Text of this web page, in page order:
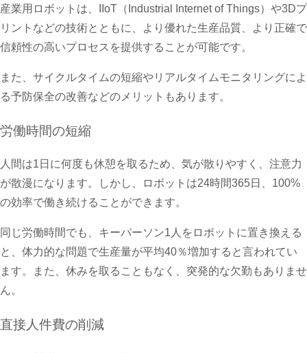
産業用ロボットは、IIoT（Industrial Internet of Things）や3Dプ
リントなどの技術とともに、より優れた生産品質、より正確で
信頼性の高いプロセスを提供することが可能です。
また、サイクルタイムの短縮やリアルタイムモニタリングによ
る予防保全の改善などのメリットもあります。
労働時間の短縮
人間は1日に何度も休憩を取るため、気が散りやすく、注意力
が散漫になります。しかし、ロボットは24時間365日、100%
の効率で働き続けることができます。
同じ労働時間でも、キーパーソン1人をロボットに置き換える
と、体力的な問題で生産量が平均40％増加すると言われてい
ます。また、休みを取ることもなく、突発的な欠勤もありませ
ん。
直接人件費の削減